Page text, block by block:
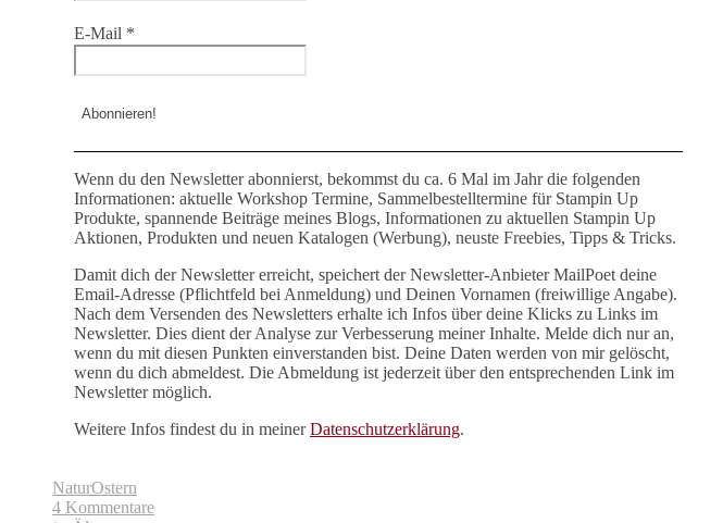
E-Mail *
Wenn du den Newsletter abonnierst, bekommst du ca. 6 Mal im Jahr die folgenden
Informationen: aktuelle Workshop Termine, Sammelbestelltermine für Stampin Up
Produkte, spannende Beiträge meines Blogs, Informationen zu aktuellen Stampin Up
Aktionen, Produkten und neuen Katalogen (Werbung), neuste Freebies, Tipps & Tricks.
Damit dich der Newsletter erreicht, speichert der Newsletter-Anbieter MailPoet deine
Email-Adresse (Pflichtfeld bei Anmeldung) und Deinen Vornamen (freiwillige Angabe).
Nach dem Versenden des Newsletters erhalte ich Infos über deine Klicks zu Links im
Newsletter. Dies dient der Analyse zur Verbesserung meiner Inhalte. Melde dich nur an,
wenn du mit diesen Punkten einverstanden bist. Deine Daten werden von mir gelöscht,
wenn du dich abmeldest. Die Abmeldung ist jederzeit über den entsprechenden Link im
Newsletter möglich.
Weitere Infos findest du in meinerDatenschutzerklärung.
NaturOstern
4 Kommentare